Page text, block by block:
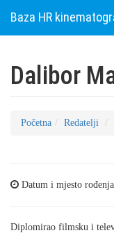
Baza HR
Dalibor
Početna Redatelji
Datum i mjesto
Diplomirao filmsku i